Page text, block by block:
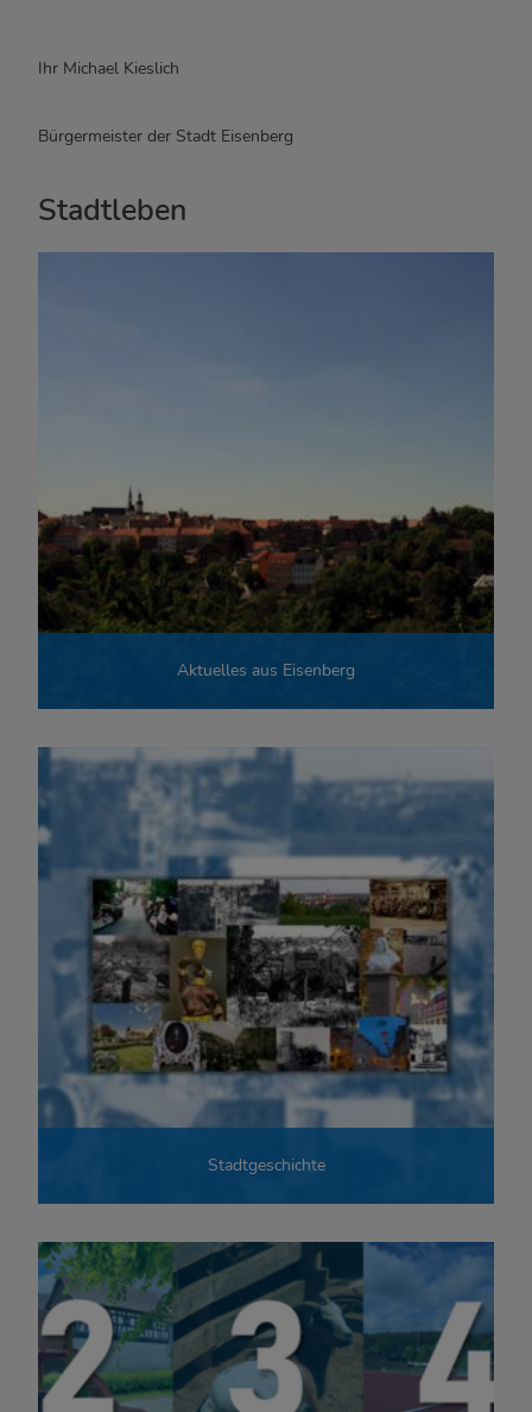
Ihr Michael Kieslich
Bürgermeister der Stadt Eisenberg
Stadtleben
Aktuelles aus Eisenberg
Stadtgeschichte